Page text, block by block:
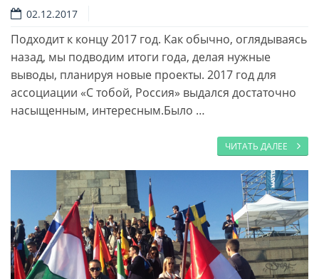
02.12.2017
Подходит к концу 2017 год. Как обычно, оглядываясь
назад, мы подводим итоги года, делая нужные
выводы, планируя новые проекты. 2017 год для
ассоциации «С тобой, Россия» выдался достаточно
насыщенным, интересным.Было …
ЧИТАТЬ ДАЛЕЕ